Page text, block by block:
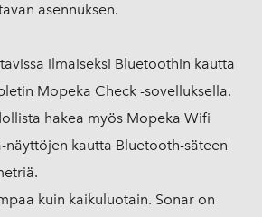
asennuksen.
ilmaiseksi Bluetoothin kautta
Mopeka Check -sovelluksella.
hakea myös Mopeka Wifi
kautta Bluetooth-säteen
kuin kaikuluotain. Sonar on